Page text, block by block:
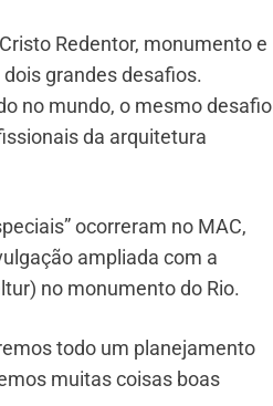
Redentor, monumento e
grandes desafios.
no mundo, o mesmo desafio
da arquitetura
ocorreram no MAC,
ampliada com a
no monumento do Rio.
todo um planejamento
muitas coisas boas